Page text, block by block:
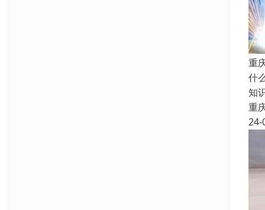
重
什
知
重
24-